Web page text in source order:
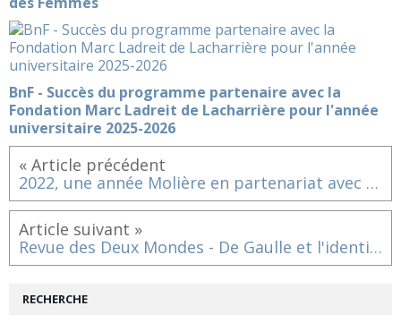
BnF - Succès du programme partenaire avec la
Fondation Marc Ladreit de Lacharrière pour l'année
universitaire 2025-2026
« Article précédent
2022, une année Molière en partenariat avec la Comédie-Française pour le Trophée d'Impro Culture & Diversité
Article suivant »
Revue des Deux Mondes - De Gaulle et l'identité de la France - Février 2022
RECHERCHE